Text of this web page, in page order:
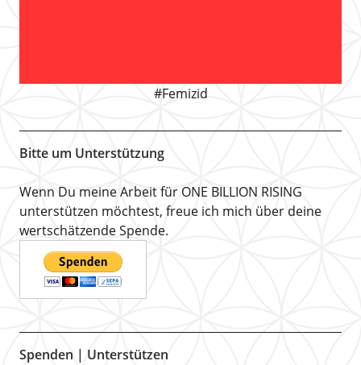
#Femizid
Bitte um Unterstützung
Wenn Du meine Arbeit für ONE BILLION RISING
unterstützen möchtest, freue ich mich über deine
wertschätzende Spende.
Spenden | Unterstützen